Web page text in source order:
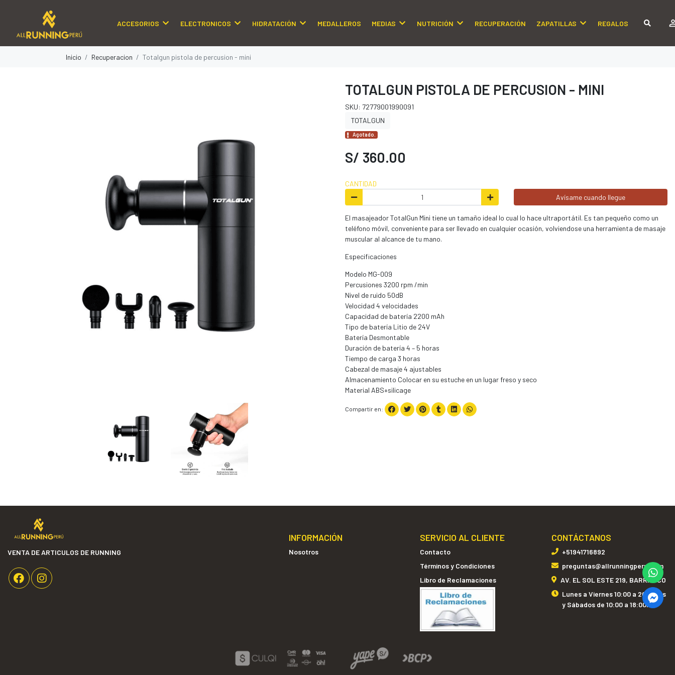
ACCESORIOS ELECTRONICOS HIDRATACIÓN MEDALLEROS MEDIAS NUTRICIÓN RECUPERACIÓN ZAPATILLAS REGALOS
Inicio Recuperacion Totalgun pistola de percusion - mini
TOTALGUN PISTOLA DE PERCUSION - MINI
SKU: 72779001990091
TOTALGUN
Agotado.
S/ 360.00
CANTIDAD
Avísame cuando llegue
El masajeador TotalGun Mini tiene un tamaño ideal lo cual lo hace ultraportátil. Es tan pequeño como un
teléfono móvil, conveniente para ser llevado en cualquier ocasión, volviendose una herramienta de masaje
muscular al alcance de tu mano.
Especificaciones
Modelo MG-009
Percusiones 3200 rpm /min
Nivel de ruido 50dB
Velocidad 4 velocidades
Capacidad de batería 2200 mAh
Tipo de batería Litio de 24V
Batería Desmontable
Duración de batería 4 – 5 horas
Tiempo de carga 3 horas
Cabezal de masaje 4 ajustables
Almacenamiento Colocar en su estuche en un lugar freso y seco
Material ABS+silicage
Compartir en:
VENTA DE ARTICULOS DE RUNNING
INFORMACIÓN
Nosotros
SERVICIO AL CLIENTE
Contacto
Términos y Condiciones
Libro de Reclamaciones
CONTÁCTANOS
+51941716892
preguntas@allrunningperu.com
AV. EL SOL ESTE 219, BARRANCO
Lunes a Viernes 10:00 a 20:00hrs
y Sábados de 10:00 a 18:00hrs